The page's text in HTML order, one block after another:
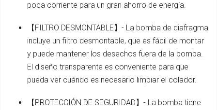
poca corriente para un gran ahorro de energía.
【FILTRO DESMONTABLE】- La bomba de diafragma
incluye un filtro desmontable, que es fácil de montar
y puede mantener los desechos fuera de la bomba.
El diseño transparente es conveniente para que
pueda ver cuándo es necesario limpiar el colador.
【PROTECCIÓN DE SEGURIDAD】- La bomba tiene